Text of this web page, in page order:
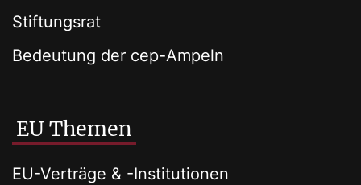
Stiftungsrat
Bedeutung der cep-Ampeln
EU Themen
EU-Verträge & -Institutionen